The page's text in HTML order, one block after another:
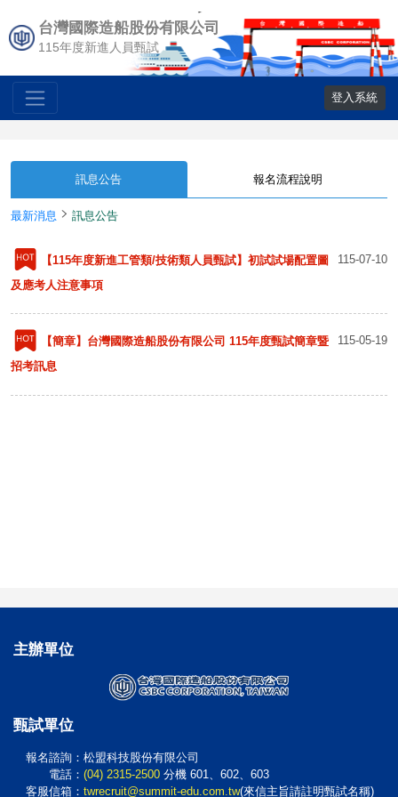
台灣國際造船股份有限公司
115年度新進人員甄試
登入系統
訊息公告 報名流程說明
最新消息 訊息公告
【115年度新進工管類/技術類人員甄試】初試試場配置圖
及應考人注意事項
115-07-10
【簡章】台灣國際造船股份有限公司 115年度甄試簡章暨
招考訊息
115-05-19
主辦單位
甄試單位
報名諮詢：松盟科技股份有限公司
電話：(04) 2315-2500 分機 601、602、603
客服信箱：twrecruit@summit-edu.com.tw(來信主旨請註明甄試名稱)